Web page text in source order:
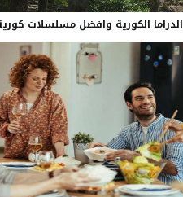
الدراما الكورية وافضل مسلسلات كورية